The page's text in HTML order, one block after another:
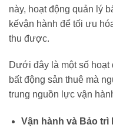
này, hoạt động quản lý
kếvận hành để tối ưu
thu được.
Dưới đây là một số hoạt
bất động sản thuê mà
trung nguồn lực vận
Vận hành và Bảo trì